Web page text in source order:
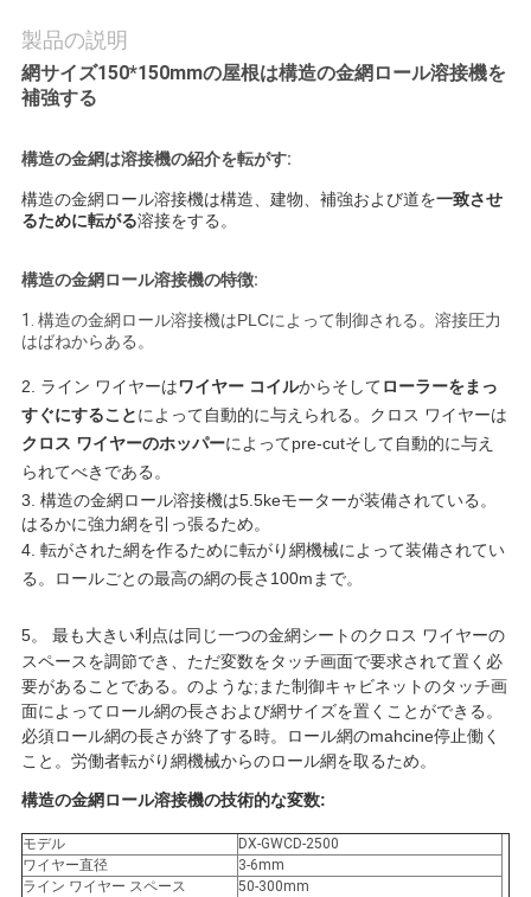
私
達
に
連
絡
な
さ
い
引
用
を
要
求
し
な
さ
い
製品の説明
網サイズ150*150mmの屋根は構造の金網ロール溶接機を
補強する
構造の金網は溶接機の紹介を転がす:
構造の金網ロール溶接機は構造、建物、補強および道を一致させ
るために転がる溶接をする。
構造の金網ロール溶接機の特徴:
1. 構造の金網ロール溶接機はPLCによって制御される。溶接圧力
はばねからある。
2. ライン ワイヤーはワイヤー コイルからそしてローラーをまっ
すぐにすることによって自動的に与えられる。クロス ワイヤーは
クロス ワイヤーのホッパーによってpre-cutそして自動的に与え
られてべきである。
3. 構造の金網ロール溶接機は5.5keモーターが装備されている。
はるかに強力網を引っ張るため。
4. 転がされた網を作るために転がり網機械によって装備されてい
る。ロールごとの最高の網の長さ100mまで。
5。 最も大きい利点は同じ一つの金網シートのクロス ワイヤーの
スペースを調節でき、ただ変数をタッチ画面で要求されて置く必
要があることである。のような;また制御キャビネットのタッチ画
面によってロール網の長さおよび網サイズを置くことができる。
必須ロール網の長さが終了する時。ロール網のmahcine停止働く
こと。労働者転がり網機械からのロール網を取るため。
構造の金網ロール溶接機の技術的な変数:
モデル
DX-GWCD-2500
ワイヤー直径
3-6mm
ライン ワイヤー スペース
50-300mm